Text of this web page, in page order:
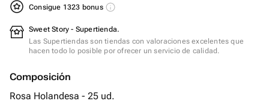
Consigue 1323 bonus
Sweet Story - Supertienda.
Las Supertiendas son tiendas con valoraciones excelentes que
hacen todo lo posible por ofrecer un servicio de calidad.
Composición
Rosa Holandesa - 25 ud.